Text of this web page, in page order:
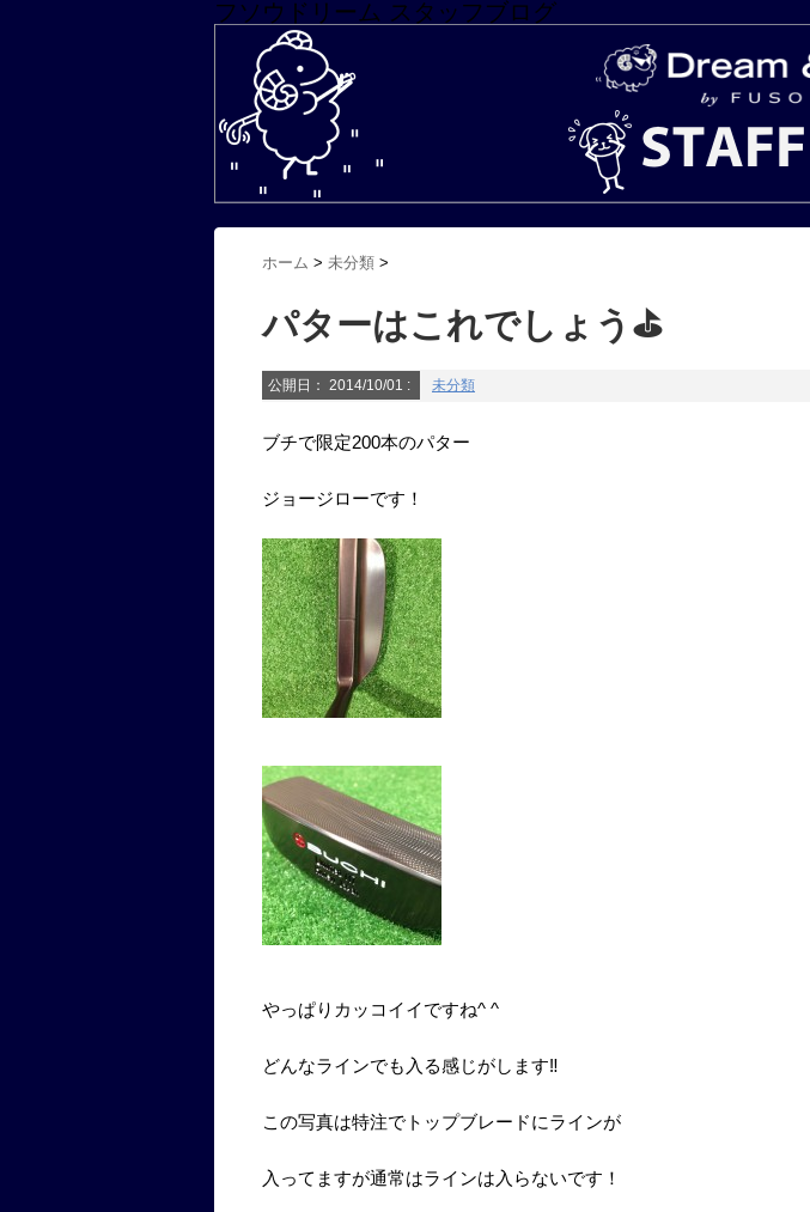
フソウドリーム スタッフブログ
ホーム > 未分類 >
パターはこれでしょう⛳️
公開日： 2014/10/01 : 未分類
ブチで限定200本のパター
ジョージローです！
やっぱりカッコイイですね^ ^
どんなラインでも入る感じがします‼︎
この写真は特注でトップブレードにラインが
入ってますが通常はラインは入らないです！